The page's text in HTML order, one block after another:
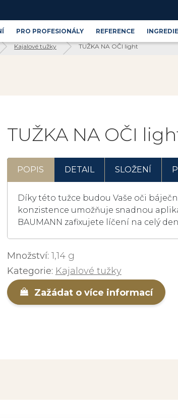
PRO PROFESIONÁLY REFERENCE
Kajalové tužky TUŽKA NA OČI light
TUŽKA NA OČI
POPIS DETAIL SLOŽENÍ
Díky této tužce budou Vaše oči
konzistence umožňuje snadnou
BAUMANN zafixujete líčení na celý
Množství: 1,14 g
Kategorie: Kajalové tužky
Zažádat o více informací